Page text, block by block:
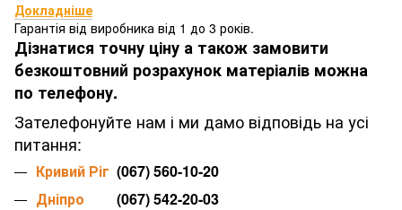
Докладніше
Гарантія від виробника від 1 до 3 років.
Дізнатися точну ціну а також замовити
безкоштовний розрахунок матеріалів можна
по телефону.
Зателефонуйте нам і ми дамо відповідь на усі
питання:
Кривий Ріг (067) 560-10-20
Дніпро (067) 542-20-03